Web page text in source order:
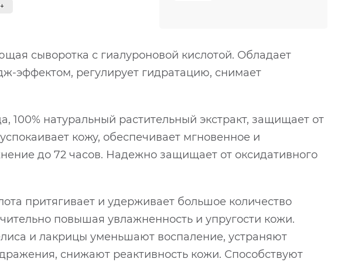
сыворотка с гиалуроновой кислотой. Обладает
эффектом, регулирует гидратацию, снимает
100% натуральный растительный экстракт, защищает от
кожу, обеспечивает мгновенное и
до 72 часов. Надежно защищает от оксидативного
притягивает и удерживает большое количество
повышая увлажненность и упругости кожи.
и лакрицы уменьшают воспаление, устраняют
снижают реактивность кожи. Способствуют